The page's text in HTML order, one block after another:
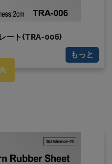
ート(TRA-006)
もっと